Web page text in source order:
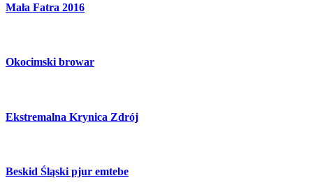
Mała Fatra 2016
Okocimski browar
Ekstremalna Krynica Zdrój
Beskid Śląski pjur emtebe